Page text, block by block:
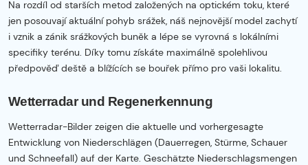
Na rozdíl od starších metod založených na optickém toku, které
jen posouvají aktuální pohyb srážek, náš nejnovější model zachytí
i vznik a zánik srážkových buněk a lépe se vyrovná s lokálními
specifiky terénu. Díky tomu získáte maximálně spolehlivou
předpověď deště a blížících se bouřek přímo pro vaši lokalitu.
Wetterradar und Regenerkennung
Wetterradar-Bilder zeigen die aktuelle und vorhergesagte
Entwicklung von Niederschlägen (Dauerregen, Stürme, Schauer
und Schneefall) auf der Karte. Geschätzte Niederschlagsmengen